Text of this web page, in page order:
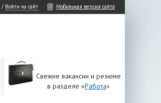
/ Войти на сайт Мобильная версия сайта
Свежие вакансии и резюме
в разделе «Работа»